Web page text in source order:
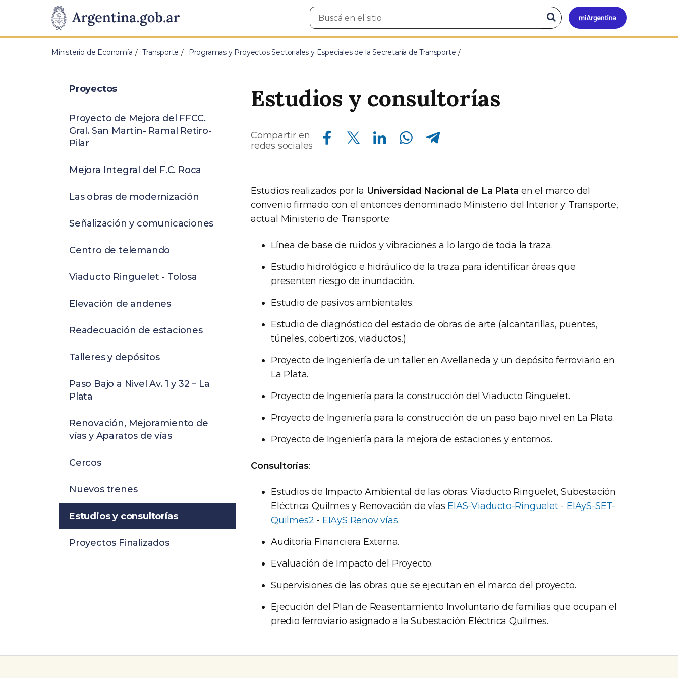
Presidencia
de
Pasar al contenido principal
Mi
Buscar
en
Buscar
en
el
Ministerio de Economía Transporte Programas y Proyectos Sectoriales y Especiales de la Secretaría de Transporte
Estudios y consultorías
Compartir en
redes sociales
Compartir en Facebook Compartir en Twitter Compartir en Linkedin Compartir en Whatsapp Compartir en Telegram
Estudios realizados por la Universidad Nacional de La Plata en el marco del
convenio firmado con el entonces denominado Ministerio del Interior y Transporte,
actual Ministerio de Transporte:
Línea de base de ruidos y vibraciones a lo largo de toda la traza.
Estudio hidrológico e hidráulico de la traza para identificar áreas que
presenten riesgo de inundación.
Estudio de pasivos ambientales.
Estudio de diagnóstico del estado de obras de arte (alcantarillas, puentes,
túneles, cobertizos, viaductos.)
Proyecto de Ingeniería de un taller en Avellaneda y un depósito ferroviario en
La Plata.
Proyecto de Ingeniería para la construcción del Viaducto Ringuelet.
Proyecto de Ingeniería para la construcción de un paso bajo nivel en La Plata.
Proyecto de Ingeniería para la mejora de estaciones y entornos.
Consultorías:
Estudios de Impacto Ambiental de las obras: Viaducto Ringuelet, Subestación
Eléctrica Quilmes y Renovación de vías EIAS-Viaducto-Ringuelet- EIAyS-SET-
Quilmes2 - EIAyS Renov vías.
Auditoría Financiera Externa.
Evaluación de Impacto del Proyecto.
Supervisiones de las obras que se ejecutan en el marco del proyecto.
Ejecución del Plan de Reasentamiento Involuntario de familias que ocupan el
predio ferroviario asignado a la Subestación Eléctrica Quilmes.
Proyectos
Proyecto de Mejora del FFCC.
Gral. San Martín- Ramal Retiro-
Pilar
Mejora Integral del F.C. Roca
Las obras de modernización
Señalización y comunicaciones
Centro de telemando
Viaducto Ringuelet - Tolosa
Elevación de andenes
Readecuación de estaciones
Talleres y depósitos
Paso Bajo a Nivel Av. 1 y 32 – La
Plata
Renovación, Mejoramiento de
vías y Aparatos de vías
Cercos
Nuevos trenes
Estudios y consultorías
Proyectos Finalizados